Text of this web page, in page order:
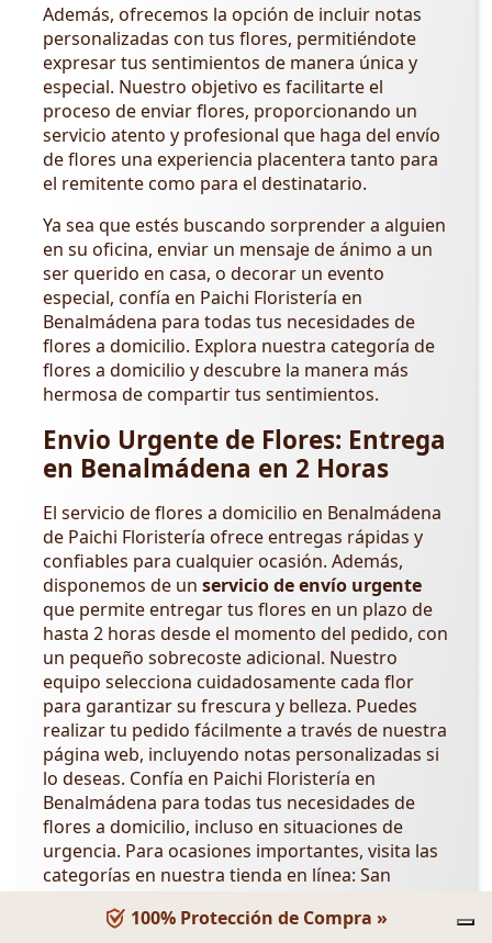
Además, ofrecemos la opción de incluir notas
personalizadas con tus flores, permitiéndote
expresar tus sentimientos de manera única y
especial. Nuestro objetivo es facilitarte el
proceso de enviar flores, proporcionando un
servicio atento y profesional que haga del envío
de flores una experiencia placentera tanto para
el remitente como para el destinatario.
Ya sea que estés buscando sorprender a alguien
en su oficina, enviar un mensaje de ánimo a un
ser querido en casa, o decorar un evento
especial, confía en Paichi Floristería en
Benalmádena para todas tus necesidades de
flores a domicilio. Explora nuestra categoría de
flores a domicilio y descubre la manera más
hermosa de compartir tus sentimientos.
Envio Urgente de Flores: Entrega
en Benalmádena en 2 Horas
El servicio de flores a domicilio en Benalmádena
de Paichi Floristería ofrece entregas rápidas y
confiables para cualquier ocasión. Además,
disponemos de un servicio de envío urgente
que permite entregar tus flores en un plazo de
hasta 2 horas desde el momento del pedido, con
un pequeño sobrecoste adicional. Nuestro
equipo selecciona cuidadosamente cada flor
para garantizar su frescura y belleza. Puedes
realizar tu pedido fácilmente a través de nuestra
página web, incluyendo notas personalizadas si
lo deseas. Confía en Paichi Floristería en
Benalmádena para todas tus necesidades de
flores a domicilio, incluso en situaciones de
urgencia. Para ocasiones importantes, visita las
categorías en nuestra tienda en línea: San
Internacional de la Mujer,Día de los Abuelos
100% Protección de Compra »